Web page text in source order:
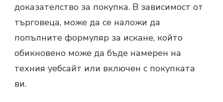
доказателство за покупка. В зависимост от
търговеца, може да се наложи да
попълните формуляр за искане, който
обикновено може да бъде намерен на
техния уебсайт или включен с покупката
ви.